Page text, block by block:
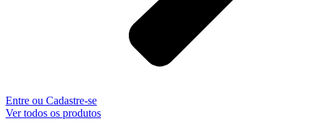
Entre ou Cadastre-se
Ver todos os produtos